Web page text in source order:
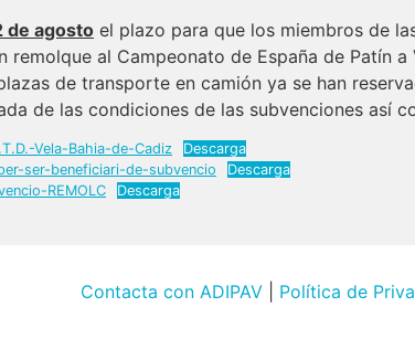
de agosto el plazo para que los miembros de
remolque al Campeonato de España de Patín
de transporte en camión ya se han
de las condiciones de las subvenciones así
Vela-Bahia-de-Cadiz
Descarga
ser-beneficiari-de-subvencio
Descarga
REMOLC
Descarga
Contacta con ADIPAV| Política de